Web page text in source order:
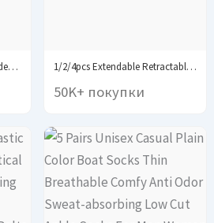
New Women's Satin Solid Wide-brimmed Sleeping Hat Unisex... 1/2/4pcs Extendable Retractable Holders Keychain Badge Reels Heavy...
50K+ покупки